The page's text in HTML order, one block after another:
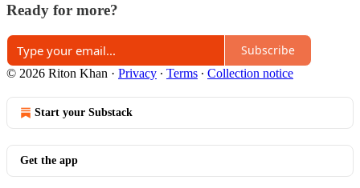
Ready for more?
Subscribe
© 2026 Riton Khan · Privacy ∙ Terms ∙ Collection notice
Start your Substack
Get the app